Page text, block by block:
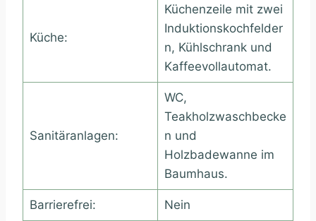
Küche:
Küchenzeile mit zwei
Induktionskochfelder
n, Kühlschrank und
Kaffeevollautomat.
Sanitäranlagen:
WC,
Teakholzwaschbecke
n und
Holzbadewanne im
Baumhaus.
Barrierefrei: Nein